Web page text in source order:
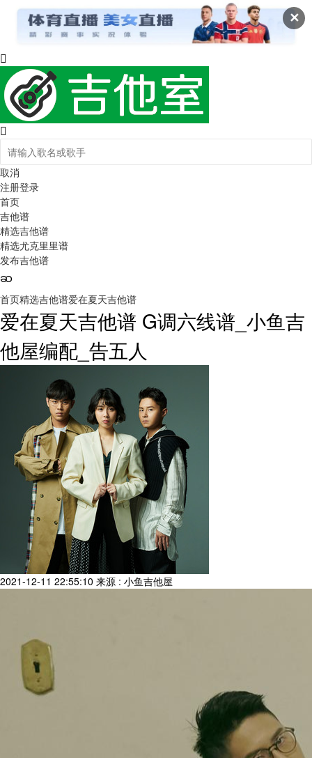
✕
取消
注册登录
首页
吉他谱
精选吉他谱
精选尤克里里谱
发布吉他谱
首页精选吉他谱爱在夏天吉他谱
爱在夏天吉他谱 G调六线谱_小鱼吉
他屋编配_告五人
2021-12-11 22:55:10 来源 : 小鱼吉他屋